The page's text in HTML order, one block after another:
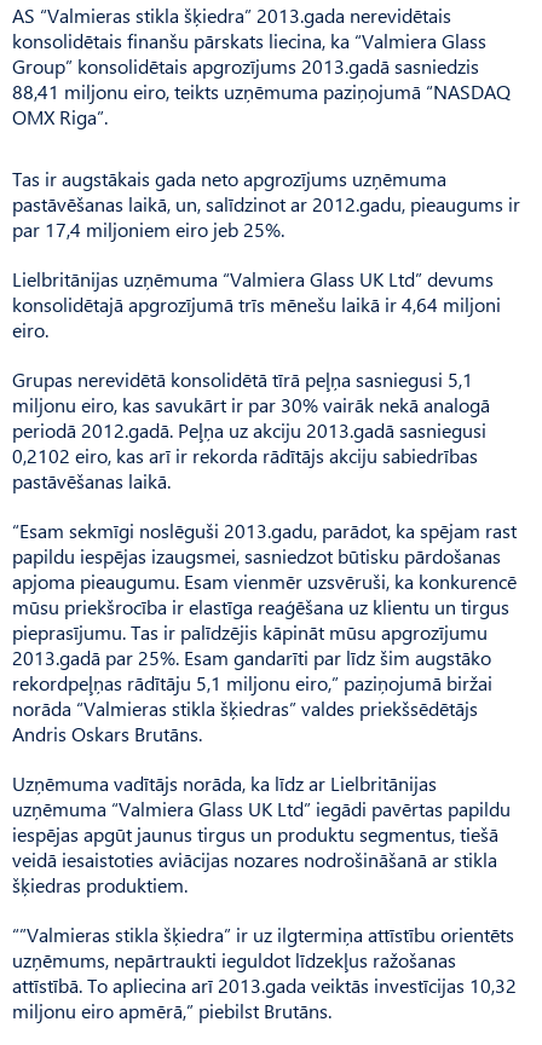
AS “Valmieras stikla šķiedra” 2013.gada nerevidētais
konsolidētais finanšu pārskats liecina, ka “Valmiera Glass
Group” konsolidētais apgrozījums 2013.gadā sasniedzis
88,41 miljonu eiro, teikts uzņēmuma paziņojumā “NASDAQ
OMX Riga”.
Tas ir augstākais gada neto apgrozījums uzņēmuma
pastāvēšanas laikā, un, salīdzinot ar 2012.gadu, pieaugums ir
par 17,4 miljoniem eiro jeb 25%.
Lielbritānijas uzņēmuma “Valmiera Glass UK Ltd” devums
konsolidētajā apgrozījumā trīs mēnešu laikā ir 4,64 miljoni
eiro.
Grupas nerevidētā konsolidētā tīrā peļņa sasniegusi 5,1
miljonu eiro, kas savukārt ir par 30% vairāk nekā analogā
periodā 2012.gadā. Peļņa uz akciju 2013.gadā sasniegusi
0,2102 eiro, kas arī ir rekorda rādītājs akciju sabiedrības
pastāvēšanas laikā.
“Esam sekmīgi noslēguši 2013.gadu, parādot, ka spējam rast
papildu iespējas izaugsmei, sasniedzot būtisku pārdošanas
apjoma pieaugumu. Esam vienmēr uzsvēruši, ka konkurencē
mūsu priekšrocība ir elastīga reaģēšana uz klientu un tirgus
pieprasījumu. Tas ir palīdzējis kāpināt mūsu apgrozījumu
2013.gadā par 25%. Esam gandarīti par līdz šim augstāko
rekordpeļņas rādītāju 5,1 miljonu eiro,” paziņojumā biržai
norāda “Valmieras stikla šķiedras” valdes priekšsēdētājs
Andris Oskars Brutāns.
Uzņēmuma vadītājs norāda, ka līdz ar Lielbritānijas
uzņēmuma “Valmiera Glass UK Ltd” iegādi pavērtas papildu
iespējas apgūt jaunus tirgus un produktu segmentus, tiešā
veidā iesaistoties aviācijas nozares nodrošināšanā ar stikla
šķiedras produktiem.
“”Valmieras stikla šķiedra” ir uz ilgtermiņa attīstību orientēts
uzņēmums, nepārtraukti ieguldot līdzekļus ražošanas
attīstībā. To apliecina arī 2013.gada veiktās investīcijas 10,32
miljonu eiro apmērā,” piebilst Brutāns.